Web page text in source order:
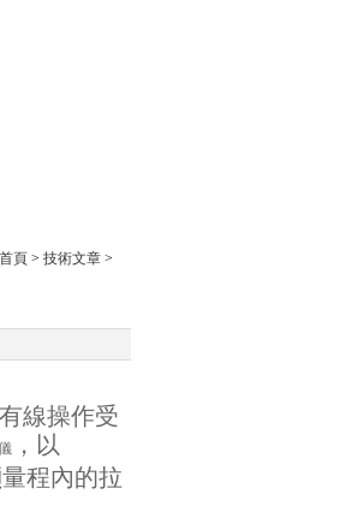
首頁 > 技術文章 >
線操作受
，以
程內的拉